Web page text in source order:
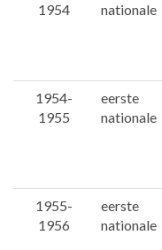
1954
nationale
1954-
1955
eerste
nationale
1955-
1956
eerste
nationale